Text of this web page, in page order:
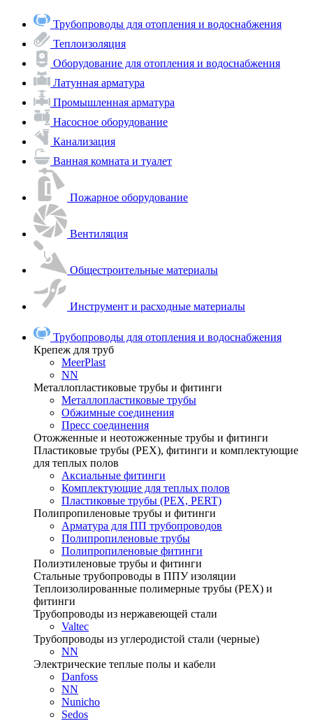
Трубопроводы для отопления и водоснабжения
Теплоизоляция
Оборудование для отопления и водоснабжения
Латунная арматура
Промышленная арматура
Насосное оборудование
Канализация
Ванная комната и туалет
Пожарное оборудование
Вентиляция
Общестроительные материалы
Инструмент и расходные материалы
Трубопроводы для отопления и водоснабжения
Крепеж для труб
MeerPlast
NN
Металлопластиковые трубы и фитинги
Металлопластиковые трубы
Обжимные соединения
Пресс соединения
Отожженные и неотожженные трубы и фитинги
Пластиковые трубы (РЕХ), фитинги и комплектующие
для теплых полов
Аксиальные фитинги
Комплектующие для теплых полов
Пластиковые трубы (РЕХ, PERT)
Полипропиленовые трубы и фитинги
Арматура для ПП трубопроводов
Полипропиленовые трубы
Полипропиленовые фитинги
Полиэтиленовые трубы и фитинги
Стальные трубопроводы в ППУ изоляции
Теплоизолированные полимерные трубы (РЕХ) и
фитинги
Трубопроводы из нержавеющей стали
Valtec
Трубопроводы из углеродистой стали (черные)
NN
Электрические теплые полы и кабели
Danfoss
NN
Nunicho
Sedos